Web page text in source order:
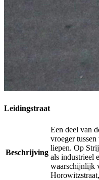
Leidingstraat
Beschrijving
Een deel van
vroeger
liepen. Op
als industrieel
waarschijnlijk